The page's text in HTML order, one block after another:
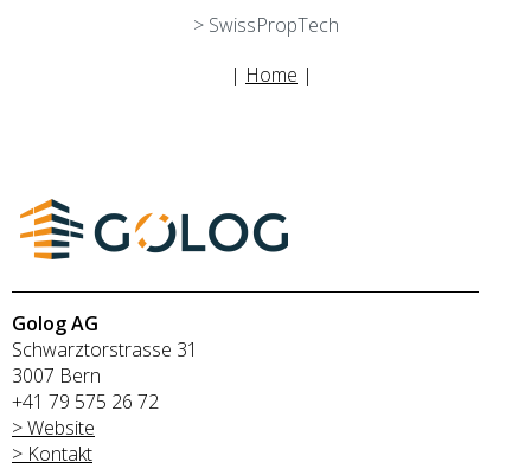
> SwissPropTech
| Home |
Golog AG
Schwarztorstrasse 31
3007 Bern
+41 79 575 26 72
> Website
> Kontakt